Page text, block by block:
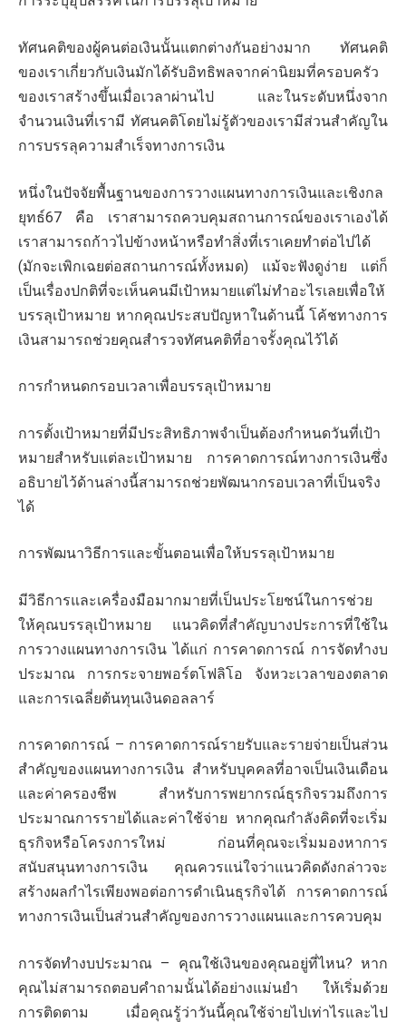
ทัศนคติของผู้คนต่อเงินนั้นแตกต่างกันอย่างมาก ทัศนคติ
ของเราเกี่ยวกับเงินมักได้รับอิทธิพลจากค่านิยมที่ครอบครัว
ของเราสร้างขึ้นเมื่อเวลาผ่านไป และในระดับหนึ่งจาก
จำนวนเงินที่เรามี ทัศนคติโดยไม่รู้ตัวของเรามีส่วนสำคัญใน
การบรรลุความสำเร็จทางการเงิน
หนึ่งในปัจจัยพื้นฐานของการวางแผนทางการเงินและเชิงกล
ยุทธ์67 คือ เราสามารถควบคุมสถานการณ์ของเราเองได้
เราสามารถก้าวไปข้างหน้าหรือทำสิ่งที่เราเคยทำต่อไปได้
(มักจะเพิกเฉยต่อสถานการณ์ทั้งหมด) แม้จะฟังดูง่าย แต่ก็
เป็นเรื่องปกติที่จะเห็นคนมีเป้าหมายแต่ไม่ทำอะไรเลยเพื่อให้
บรรลุเป้าหมาย หากคุณประสบปัญหาในด้านนี้ โค้ชทางการ
เงินสามารถช่วยคุณสำรวจทัศนคติที่อาจรั้งคุณไว้ได้
การกำหนดกรอบเวลาเพื่อบรรลุเป้าหมาย
การตั้งเป้าหมายที่มีประสิทธิภาพจำเป็นต้องกำหนดวันที่เป้า
หมายสำหรับแต่ละเป้าหมาย การคาดการณ์ทางการเงินซึ่ง
อธิบายไว้ด้านล่างนี้สามารถช่วยพัฒนากรอบเวลาที่เป็นจริง
ได้
การพัฒนาวิธีการและขั้นตอนเพื่อให้บรรลุเป้าหมาย
มีวิธีการและเครื่องมือมากมายที่เป็นประโยชน์ในการช่วย
ให้คุณบรรลุเป้าหมาย แนวคิดที่สำคัญบางประการที่ใช้ใน
การวางแผนทางการเงิน ได้แก่ การคาดการณ์ การจัดทำงบ
ประมาณ การกระจายพอร์ตโฟลิโอ จังหวะเวลาของตลาด
และการเฉลี่ยต้นทุนเงินดอลลาร์
การคาดการณ์ – การคาดการณ์รายรับและรายจ่ายเป็นส่วน
สำคัญของแผนทางการเงิน สำหรับบุคคลที่อาจเป็นเงินเดือน
และค่าครองชีพ สำหรับการพยากรณ์ธุรกิจรวมถึงการ
ประมาณการรายได้และค่าใช้จ่าย หากคุณกำลังคิดที่จะเริ่ม
ธุรกิจหรือโครงการใหม่ ก่อนที่คุณจะเริ่มมองหาการ
สนับสนุนทางการเงิน คุณควรแน่ใจว่าแนวคิดดังกล่าวจะ
สร้างผลกำไรเพียงพอต่อการดำเนินธุรกิจได้ การคาดการณ์
ทางการเงินเป็นส่วนสำคัญของการวางแผนและการควบคุม
การจัดทำงบประมาณ – คุณใช้เงินของคุณอยู่ที่ไหน? หาก
คุณไม่สามารถตอบคำถามนั้นได้อย่างแม่นยำ ให้เริ่มด้วย
การติดตาม เมื่อคุณรู้ว่าวันนี้คุณใช้จ่ายไปเท่าไรและไป